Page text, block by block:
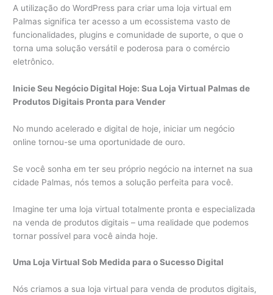
A utilização do WordPress para criar uma loja virtual em
Palmas significa ter acesso a um ecossistema vasto de
funcionalidades, plugins e comunidade de suporte, o que o
torna uma solução versátil e poderosa para o comércio
eletrônico.
Inicie Seu Negócio Digital Hoje: Sua Loja Virtual Palmas de
Produtos Digitais Pronta para Vender
No mundo acelerado e digital de hoje, iniciar um negócio
online tornou-se uma oportunidade de ouro.
Se você sonha em ter seu próprio negócio na internet na sua
cidade Palmas, nós temos a solução perfeita para você.
Imagine ter uma loja virtual totalmente pronta e especializada
na venda de produtos digitais – uma realidade que podemos
tornar possível para você ainda hoje.
Uma Loja Virtual Sob Medida para o Sucesso Digital
Nós criamos a sua loja virtual para venda de produtos digitais,